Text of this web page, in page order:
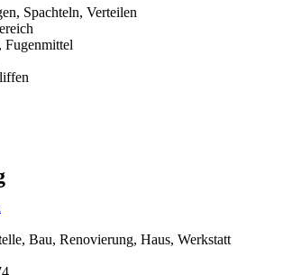
Spachteln, Verteilen
Fugenmittel
Bau, Renovierung, Haus, Werkstatt